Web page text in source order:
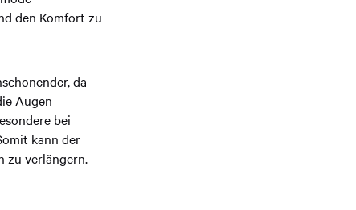
den Komfort zu
da
Augen
bei
kann der
zu verlängern.